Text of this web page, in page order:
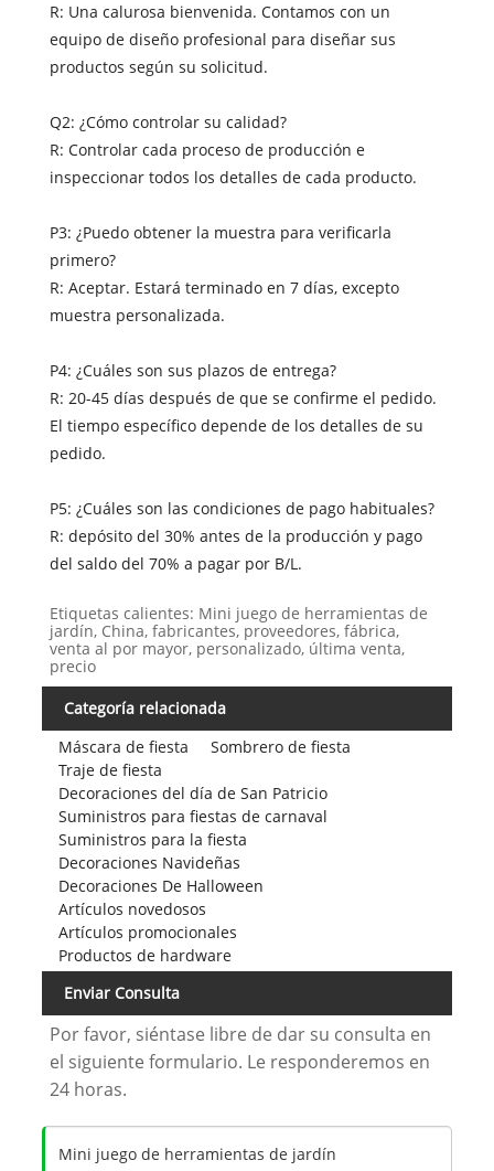
R: Una calurosa bienvenida. Contamos con un
equipo de diseño profesional para diseñar sus
productos según su solicitud.
Q2: ¿Cómo controlar su calidad?
R: Controlar cada proceso de producción e
inspeccionar todos los detalles de cada producto.
P3: ¿Puedo obtener la muestra para verificarla
primero?
R: Aceptar. Estará terminado en 7 días, excepto
muestra personalizada.
P4: ¿Cuáles son sus plazos de entrega?
R: 20-45 días después de que se confirme el pedido.
El tiempo específico depende de los detalles de su
pedido.
P5: ¿Cuáles son las condiciones de pago habituales?
R: depósito del 30% antes de la producción y pago
del saldo del 70% a pagar por B/L.
Etiquetas calientes: Mini juego de herramientas de
jardín, China, fabricantes, proveedores, fábrica,
venta al por mayor, personalizado, última venta,
precio
Categoría relacionada
Máscara de fiesta
Sombrero de fiesta
Traje de fiesta
Decoraciones del día de San Patricio
Suministros para fiestas de carnaval
Suministros para la fiesta
Decoraciones Navideñas
Decoraciones De Halloween
Artículos novedosos
Artículos promocionales
Productos de hardware
Enviar Consulta
Por favor, siéntase libre de dar su consulta en
el siguiente formulario. Le responderemos en
24 horas.